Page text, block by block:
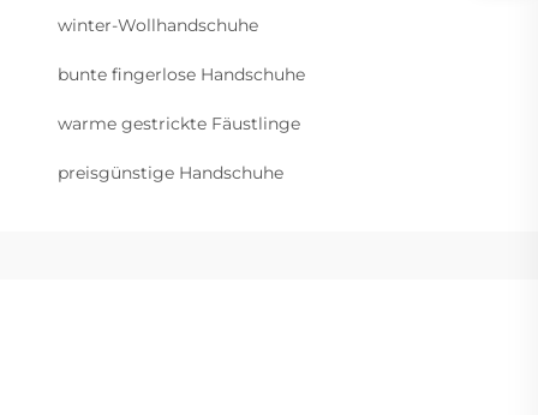
winter-Wollhandschuhe
bunte fingerlose Handschuhe
warme gestrickte Fäustlinge
preisgünstige Handschuhe